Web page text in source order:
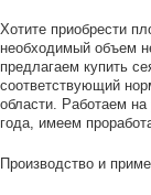
Хотите приобрести
необходимый объем
предлагаем купить
соответствующий
области. Работаем
года, имеем
Производство и